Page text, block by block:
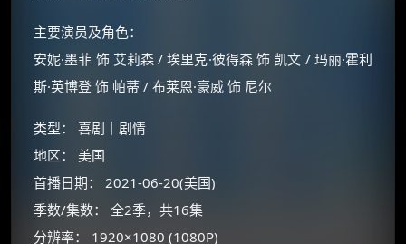
主要演员及角色：
安妮·墨菲 饰 艾莉森 / 埃里克·彼得森 饰 凯文 / 玛丽·霍利
斯·英博登 饰 帕蒂 / 布莱恩·豪威 饰 尼尔
类型： 喜剧｜剧情
地区： 美国
首播日期： 2021-06-20(美国)
季数/集数： 全2季，共16集
分辨率： 1920×1080 (1080P)